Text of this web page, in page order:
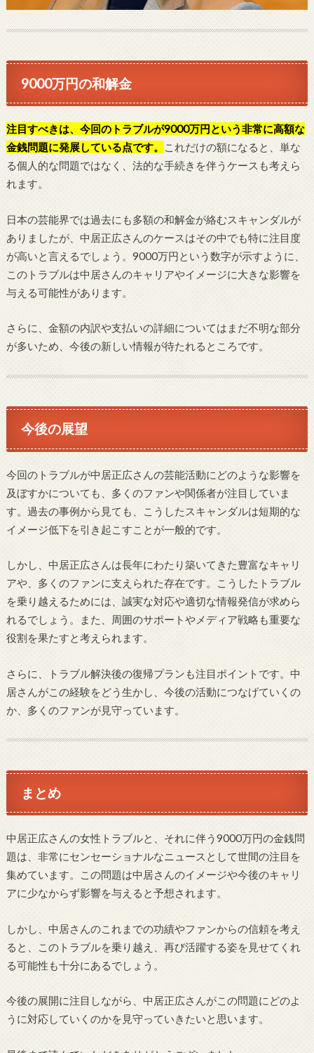
9000万円の和解金
注目すべきは、今回のトラブルが9000万円という非常に高額な
金銭問題に発展している点です。
これだけの額になると、単な
る個人的な問題ではなく、法的な手続きを伴うケースも考えら
れます。
日本の芸能界では過去にも多額の和解金が絡むスキャンダルが
ありましたが、中居正広さんのケースはその中でも特に注目度
が高いと言えるでしょう。9000万円という数字が示すように、
このトラブルは中居さんのキャリアやイメージに大きな影響を
与える可能性があります。
さらに、金額の内訳や支払いの詳細についてはまだ不明な部分
が多いため、今後の新しい情報が待たれるところです。
今後の展望
今回のトラブルが中居正広さんの芸能活動にどのような影響を
及ぼすかについても、多くのファンや関係者が注目していま
す。過去の事例から見ても、こうしたスキャンダルは短期的な
イメージ低下を引き起こすことが一般的です。
しかし、中居正広さんは長年にわたり築いてきた豊富なキャリ
アや、多くのファンに支えられた存在です。こうしたトラブル
を乗り越えるためには、誠実な対応や適切な情報発信が求めら
れるでしょう。また、周囲のサポートやメディア戦略も重要な
役割を果たすと考えられます。
さらに、トラブル解決後の復帰プランも注目ポイントです。中
居さんがこの経験をどう生かし、今後の活動につなげていくの
か、多くのファンが見守っています。
まとめ
中居正広さんの女性トラブルと、それに伴う9000万円の金銭問
題は、非常にセンセーショナルなニュースとして世間の注目を
集めています。この問題は中居さんのイメージや今後のキャリ
アに少なからず影響を与えると予想されます。
しかし、中居さんのこれまでの功績やファンからの信頼を考え
ると、このトラブルを乗り越え、再び活躍する姿を見せてくれ
る可能性も十分にあるでしょう。
今後の展開に注目しながら、中居正広さんがこの問題にどのよ
うに対応していくのかを見守っていきたいと思います。